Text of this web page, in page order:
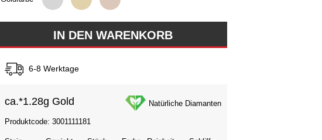
6-8 Werktage
ca.*1.28g Gold Natürliche Diamanten
Produktcode: 3001111181